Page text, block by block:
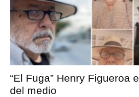
“El Fuga” Henry Figueroa
del medio